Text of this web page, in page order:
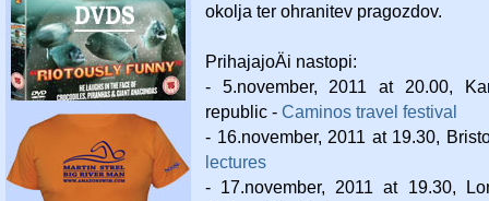
okolja ter ohranitev pragozdov.
PrihajajoÄi nastopi:
- 5.november, 2011 at 20.00,
republic - Caminos travel festival
- 16.november, 2011 at 19.30,
lectures
- 17.november, 2011 at 19.30,